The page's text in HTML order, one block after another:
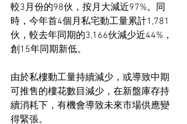
較3月份的98伙，按月大減近97%。同
時，今年首4個月私宅動工量累計1,781
伙，較去年同期的3,166伙減少近44%，
創15年同期新低。
由於私樓動工量持續減少，或導致中期
可推售的樓花數目減少，在新盤庫存持
續消耗下，有機會導致未來市場供應變
得緊張。